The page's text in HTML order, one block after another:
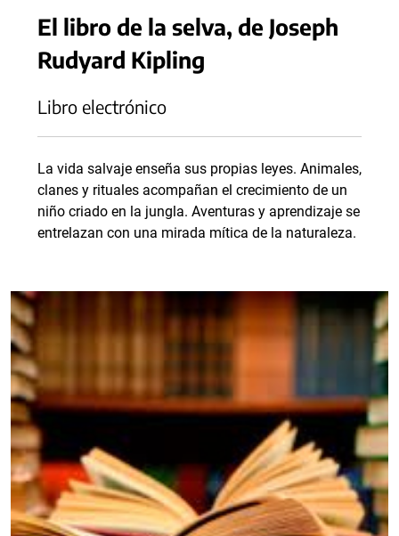
El libro de la selva, de Joseph
Rudyard Kipling
Libro electrónico
La vida salvaje enseña sus propias leyes. Animales,
clanes y rituales acompañan el crecimiento de un
niño criado en la jungla. Aventuras y aprendizaje se
entrelazan con una mirada mítica de la naturaleza.